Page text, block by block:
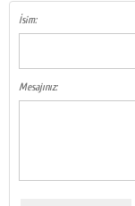
İsim:
Mesajınız: